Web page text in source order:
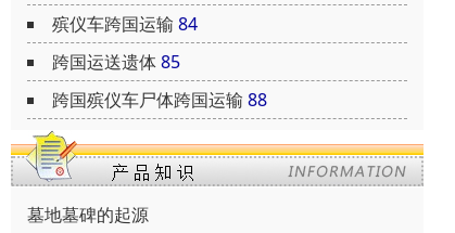
殡仪车跨国运输 84
跨国运送遗体85
跨国殡仪车尸体跨国运输 88
墓地墓碑的起源